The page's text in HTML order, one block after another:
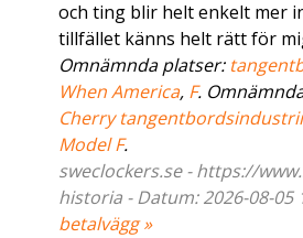
och ting blir helt enkelt mer
tillfället känns helt rätt för
Omnämnda platser:
When America, F.
Cherry
Model F.
sweclockers.se - https://
historia - Datum: 2026-08-05
betalvägg »